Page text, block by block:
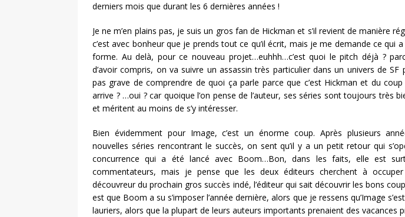
derniers mois que durant les 6 dernières années !
Je ne m’en plains pas, je suis un gros fan de Hickman et s’il revient de manière
c’est avec bonheur que je prends tout ce qu’il écrit, mais je me demande ce qui
forme. Au delà, pour ce nouveau projet…euhhh…c’est quoi le pitch déjà ?
d’avoir compris, on va suivre un assassin très particulier dans un univers de SF
pas grave de comprendre de quoi ça parle parce que c’est Hickman et du
arrive ? …oui ? car quoique l’on pense de l’auteur, ses séries sont toujours très
et méritent au moins de s’y intéresser.
Bien évidemment pour Image, c’est un énorme coup. Après plusieurs
nouvelles séries rencontrant le succès, on sent qu’il y a un petit retour qui
concurrence qui a été lancé avec Boom…Bon, dans les faits, elle est
commentateurs, mais je pense que les deux éditeurs cherchent à
découvreur du prochain gros succès indé, l’éditeur qui sait découvrir les bons
est que Boom a su s’imposer l’année dernière, alors que je ressens qu’Image
lauriers, alors que la plupart de leurs auteurs importants prenaient des vacances